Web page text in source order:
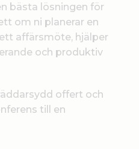
bästa lösningen för
om ni planerar en
affärsmöte, hjälper
och produktiv
offert och
till en